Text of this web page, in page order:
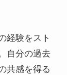
経験をスト
自分の過去
共感を得る